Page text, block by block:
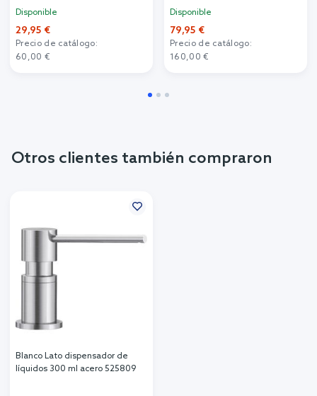
Disponible
29,95 €
Precio de catálogo:
60,00 €
Disponible
79,95 €
Precio de catálogo:
160,00 €
Otros clientes también compraron
Blanco Lato dispensador de
líquidos 300 ml acero 525809